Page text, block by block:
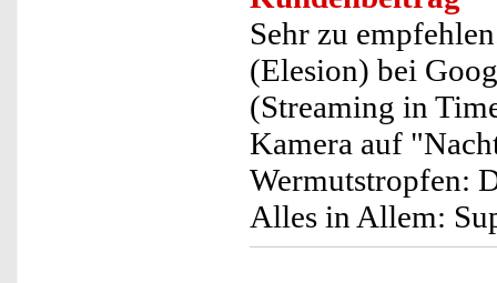
Sehr zu
(Elesion) bei
(Streaming in
Kamera auf
Wermutstropfen:
Alles in Allem: